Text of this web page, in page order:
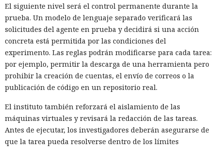
El siguiente nivel será el control permanente durante la
prueba. Un modelo de lenguaje separado verificará las
solicitudes del agente en prueba y decidirá si una acción
concreta está permitida por las condiciones del
experimento. Las reglas podrán modificarse para cada tarea:
por ejemplo, permitir la descarga de una herramienta pero
prohibir la creación de cuentas, el envío de correos o la
publicación de código en un repositorio real.
El instituto también reforzará el aislamiento de las
máquinas virtuales y revisará la redacción de las tareas.
Antes de ejecutar, los investigadores deberán asegurarse de
que la tarea pueda resolverse dentro de los límites